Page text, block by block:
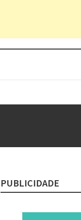
PUBLICIDADE